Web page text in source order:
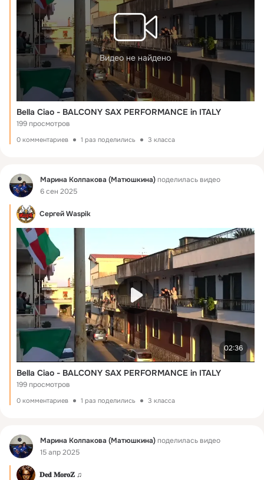
Видео не найдено
Bella Ciao - BALCONY SAX PERFORMANCE in ITALY
199 просмотров
0 комментариев 1 раз поделились 3 класса
Фид Марина Колпакова (Матюшкина)поделилась видео
6 сен 2025
Сергей Waspik
02:36
Bella Ciao - BALCONY SAX PERFORMANCE in ITALY
199 просмотров
0 комментариев 1 раз поделились 3 класса
Фид Марина Колпакова (Матюшкина)поделилась видео
15 апр 2025
𝐃𝐞𝐝 𝐌𝐨𝐫𝐨𝐙 ♫